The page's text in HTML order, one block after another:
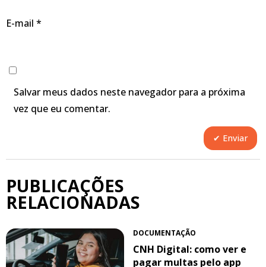
E-mail *
Salvar meus dados neste navegador para a próxima
vez que eu comentar.
PUBLICAÇÕES
RELACIONADAS
DOCUMENTAÇÃO
CNH Digital: como ver e
pagar multas pelo app